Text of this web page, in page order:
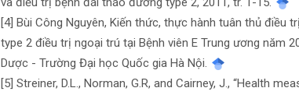
[4] Bùi Công Nguyên, Kiến thức, thực hành tuân thủ
type 2 điều trị ngoại trú tại Bệnh viên E Trung ương năm
Dược - Trường Đại học Quốc gia Hà Nội.
[5] Streiner, D.L., Norman, G.R, and Cairney, J., “Health